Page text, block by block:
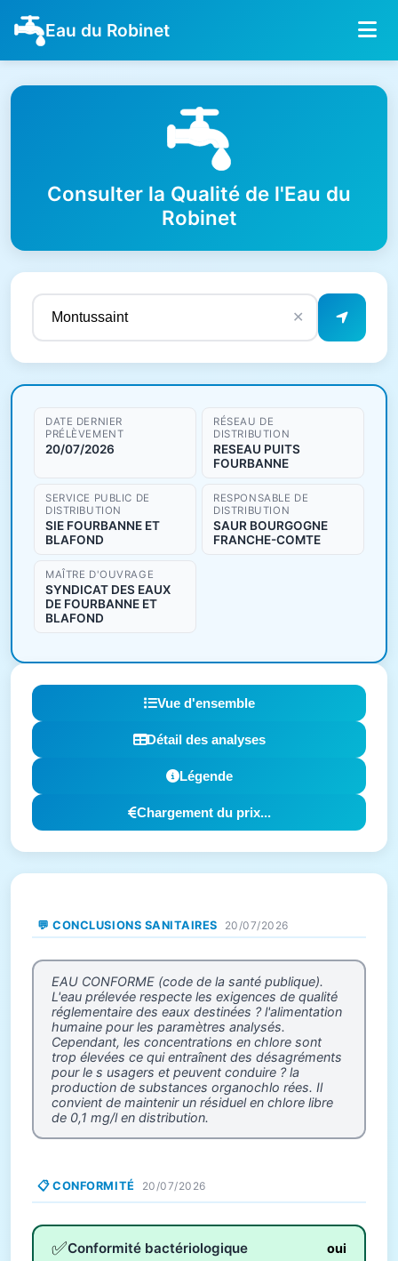
Eau du Robinet
Consulter la Qualité de l'Eau du
Robinet
✕
Résultats de qualité de l'eau
DATE DERNIER
PRÉLÈVEMENT
20/07/2026
RÉSEAU DE
DISTRIBUTION
RESEAU PUITS
FOURBANNE
SERVICE PUBLIC DE
DISTRIBUTION
SIE FOURBANNE ET
BLAFOND
RESPONSABLE DE
DISTRIBUTION
SAUR BOURGOGNE
FRANCHE-COMTE
MAÎTRE D'OUVRAGE
SYNDICAT DES EAUX
DE FOURBANNE ET
BLAFOND
Vue d'ensemble
Détail des analyses
Légende
Chargement du prix...
💬 CONCLUSIONS SANITAIRES 20/07/2026
EAU CONFORME (code de la santé publique).
L'eau prélevée respecte les exigences de qualité
réglementaire des eaux destinées ? l'alimentation
humaine pour les paramètres analysés.
Cependant, les concentrations en chlore sont
trop élevées ce qui entraînent des désagréments
pour le s usagers et peuvent conduire ? la
production de substances organochlo rées. Il
convient de maintenir un résiduel en chlore libre
de 0,1 mg/l en distribution.
📋 CONFORMITÉ 20/07/2026
✅Conformité bactériologique oui